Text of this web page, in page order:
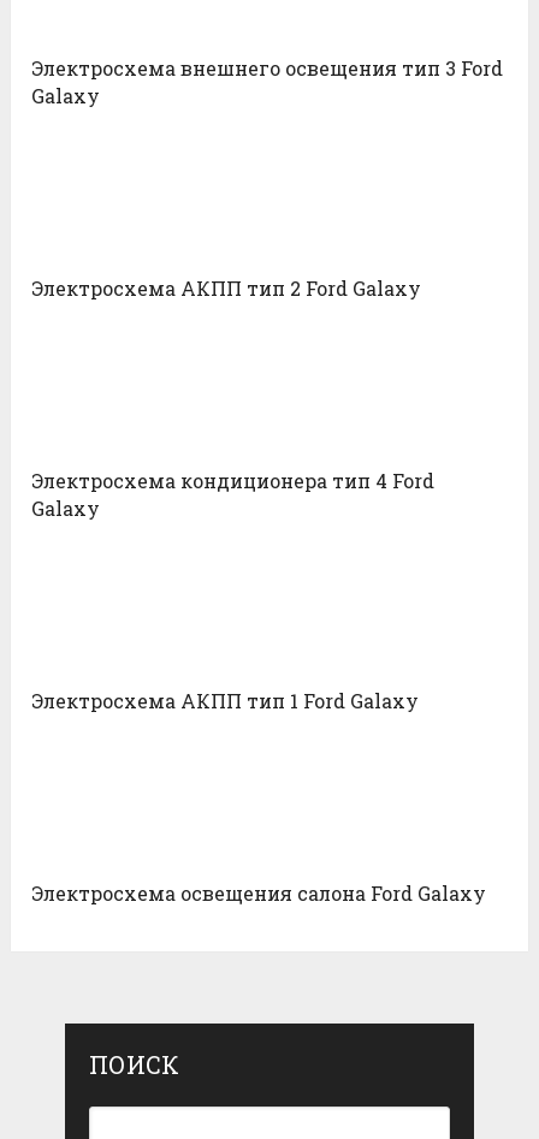
Электросхема внешнего освещения тип 3 Ford
Galaxy
Электросхема АКПП тип 2 Ford Galaxy
Электросхема кондиционера тип 4 Ford
Galaxy
Электросхема АКПП тип 1 Ford Galaxy
Электросхема освещения салона Ford Galaxy
ПОИСК